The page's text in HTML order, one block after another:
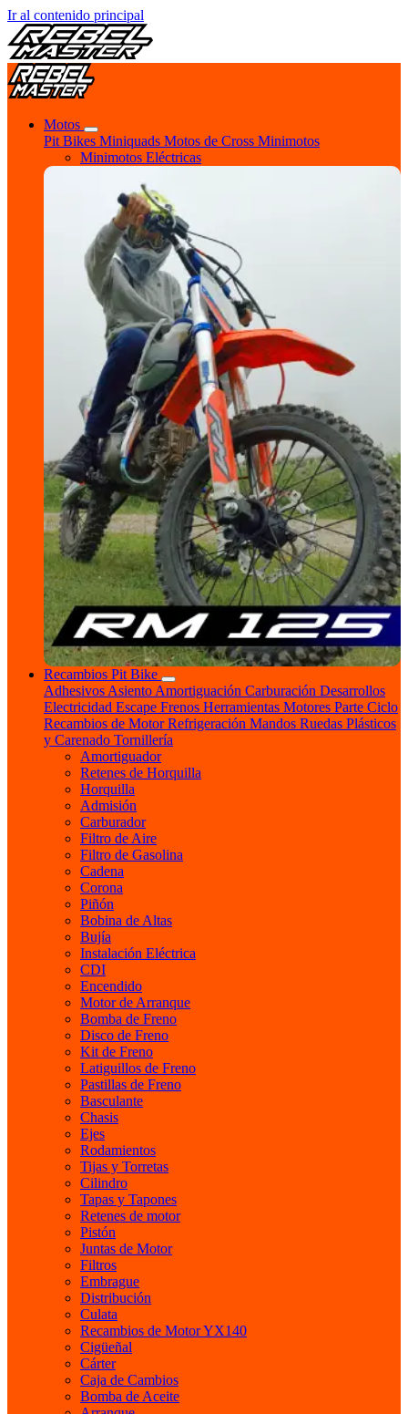
Ir al contenido principal
Motos
Pit Bikes Miniquads Motos de Cross Minimotos
Minimotos Eléctricas
Recambios Pit Bike
Adhesivos Asiento Amortiguación Carburación Desarrollos
Electricidad Escape Frenos Herramientas Motores Parte Ciclo
Recambios de MotorRefrigeración Mandos Ruedas Plásticos
y Carenado Tornillería
Amortiguador
Retenes de Horquilla
Horquilla
Admisión
Carburador
Filtro de Aire
Filtro de Gasolina
Cadena
Corona
Piñón
Bobina de Altas
Bujía
Instalación Eléctrica
CDI
Encendido
Motor de Arranque
Bomba de Freno
Disco de Freno
Kit de Freno
Latiguillos de Freno
Pastillas de Freno
Basculante
Chasis
Ejes
Rodamientos
Tijas y Torretas
Cilindro
Tapas y Tapones
Retenes de motor
Pistón
Juntas de Motor
Filtros
Embrague
Distribución
Culata
Recambios de Motor YX140
Cigüeñal
Cárter
Caja de Cambios
Bomba de Aceite